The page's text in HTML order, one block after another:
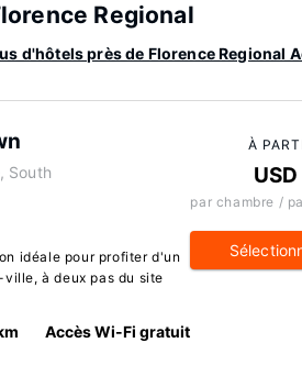
Regional
d'hôtels près de Florence Regional
South
idéale pour profiter d'un
à deux pas du site
Accès Wi-Fi gratuit
À
par chambre /